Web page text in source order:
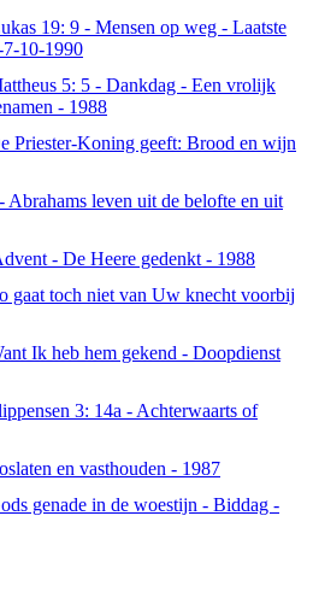
19: 9 - Mensen op weg - Laatste
10-1990
5: 5 - Dankdag - Een vrolijk
- 1988
Priester-Koning geeft: Brood en wijn
Abrahams leven uit de belofte en uit
- De Heere gedenkt - 1988
gaat toch niet van Uw knecht voorbij
Ik heb hem gekend - Doopdienst
3: 14a - Achterwaarts of
en vasthouden - 1987
genade in de woestijn - Biddag -